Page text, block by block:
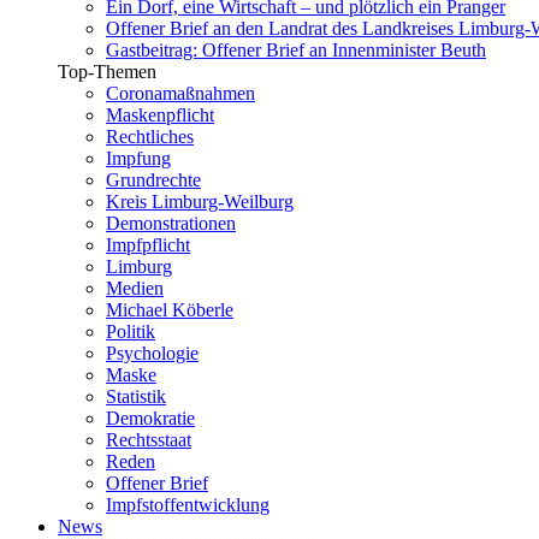
Ein Dorf, eine Wirtschaft – und plötzlich ein Pranger
Offener Brief an den Landrat des Landkreises Limburg-
Gastbeitrag: Offener Brief an Innenminister Beuth
Top-Themen
Coronamaßnahmen
Maskenpflicht
Rechtliches
Impfung
Grundrechte
Kreis Limburg-Weilburg
Demonstrationen
Impfpflicht
Limburg
Medien
Michael Köberle
Politik
Psychologie
Maske
Statistik
Demokratie
Rechtsstaat
Reden
Offener Brief
Impfstoffentwicklung
News